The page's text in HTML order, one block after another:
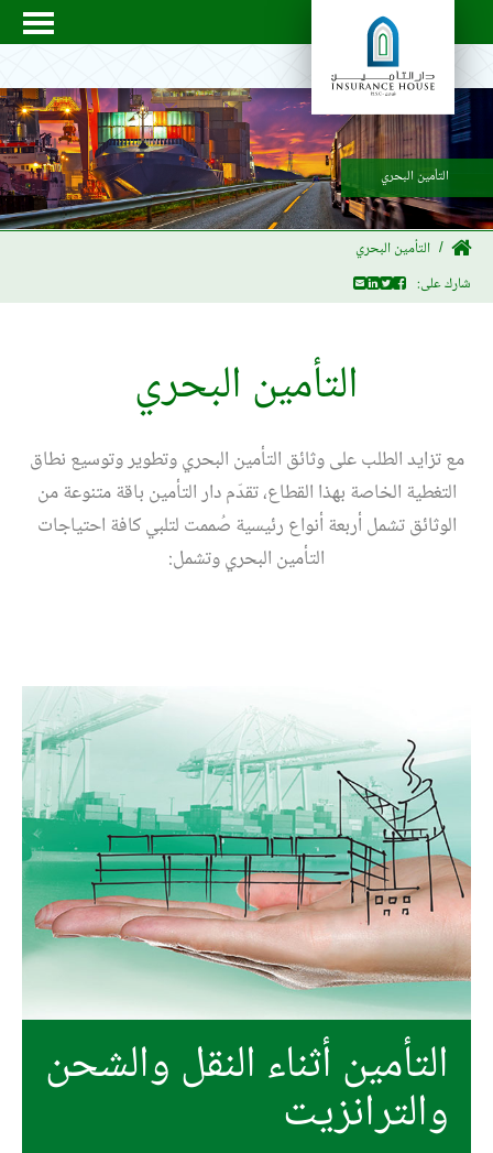
التأمين البحري
التأمين البحري
شارك على:
التأمين البحري
مع تزايد الطلب على وثائق التأمين البحري وتطوير وتوسيع نطاق
التغطية الخاصة بهذا القطاع، تقدّم دار التأمين باقة متنوعة من
الوثائق تشمل أربعة أنواع رئيسية صُممت لتلبي كافة احتياجات
التأمين البحري وتشمل:
التأمين أثناء النقل والشحن
والترانزيت